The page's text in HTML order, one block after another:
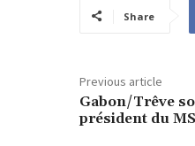
Share
Previous article
Gabon/Trêve
président du